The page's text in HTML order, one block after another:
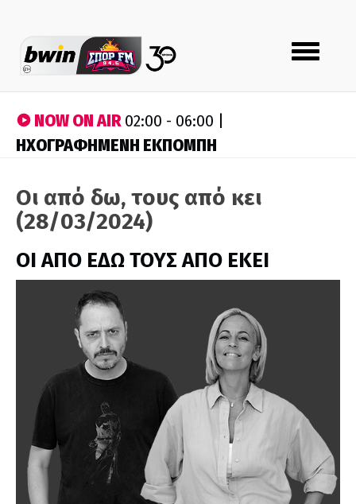
Toggle
navigation
NOW ON AIR02:00 - 06:00 |
ΗΧΟΓΡΑΦΗΜΕΝΗ ΕΚΠΟΜΠΗ
Οι από δω, τους από κει
(28/03/2024)
ΟΙ ΑΠΟ ΕΔΩ ΤΟΥΣ ΑΠΟ ΕΚΕΙ